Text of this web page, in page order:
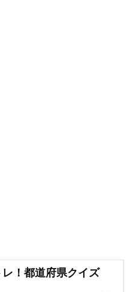
レ！都道府県クイズ